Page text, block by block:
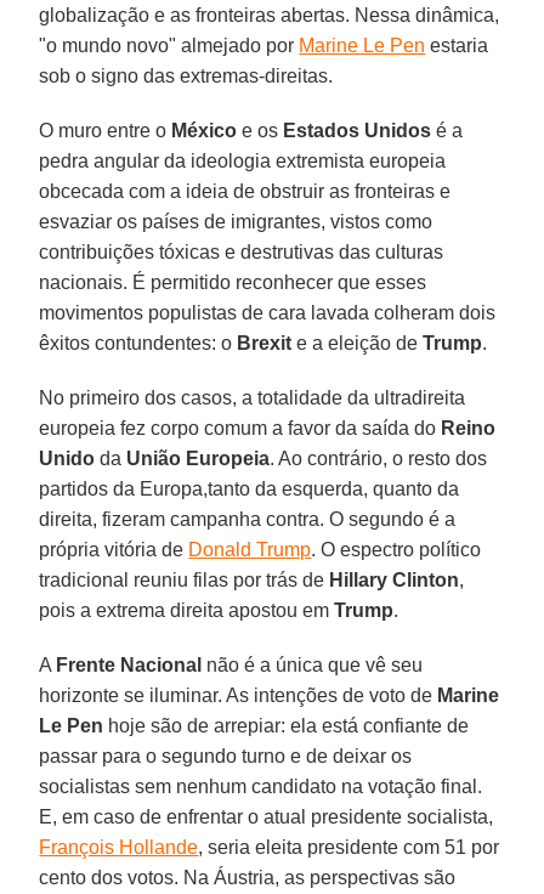
globalização e as fronteiras abertas. Nessa dinâmica,
"o mundo novo" almejado por Marine Le Pen estaria
sob o signo das extremas-direitas.
O muro entre o México e os Estados Unidos é a
pedra angular da ideologia extremista europeia
obcecada com a ideia de obstruir as fronteiras e
esvaziar os países de imigrantes, vistos como
contribuições tóxicas e destrutivas das culturas
nacionais. É permitido reconhecer que esses
movimentos populistas de cara lavada colheram dois
êxitos contundentes: o Brexit e a eleição deTrump.
No primeiro dos casos, a totalidade da ultradireita
europeia fez corpo comum a favor da saída do Reino
Unido da União Europeia. Ao contrário, o resto dos
partidos da Europa,tanto da esquerda, quanto da
direita, fizeram campanha contra. O segundo é a
própria vitória de Donald Trump. O espectro político
tradicional reuniu filas por trás de Hillary Clinton,
pois a extrema direita apostou emTrump.
A Frente Nacional não é a única que vê seu
horizonte se iluminar. As intenções de voto de Marine
Le Pen hoje são de arrepiar: ela está confiante de
passar para o segundo turno e de deixar os
socialistas sem nenhum candidato na votação final.
E, em caso de enfrentar o atual presidente socialista,
François Hollande, seria eleita presidente com 51 por
cento dos votos. Na Áustria, as perspectivas são